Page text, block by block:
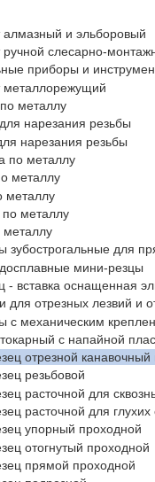
алмазный и эльборовый
ручной слесарно-
приборы и
металлорежущий
металлу
нарезания резьбы
нарезания резьбы
по металлу
металлу
металлу
по металлу
металлу
зубострогальные для
мини-резцы
- вставка оснащенная
для отрезных лезвий и
с механическим
с напайной
отрезной канавочный
резьбовой
расточной для
расточной для глухих
упорный проходной
отогнутый проходной
прямой проходной